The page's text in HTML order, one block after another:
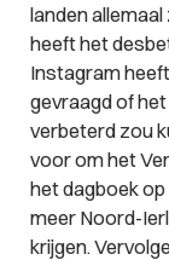
landen
heeft het
Instagram
gevraagd of
verbeterd zou
voor om het
het dagboek
meer Noord-
krijgen.